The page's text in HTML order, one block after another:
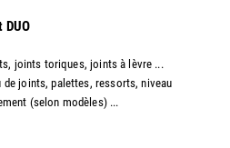
DUO
joints toriques, joints à lèvre ...
de joints, palettes, ressorts, niveau
(selon modèles) ...​​